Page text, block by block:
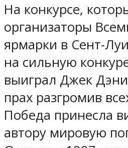
На конкурсе,
организаторы
ярмарки в Сент-
на сильную
выиграл Джек
прах разгромив
Победа принесла
автору мировую